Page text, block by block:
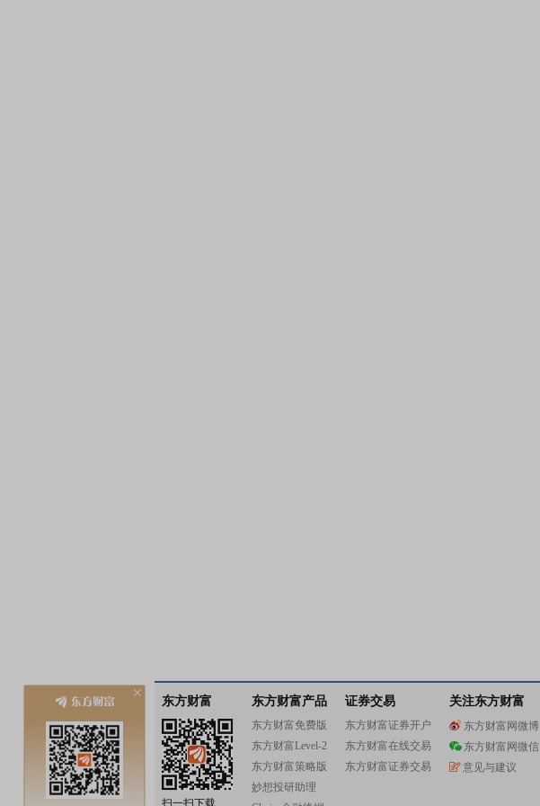
东方财富
扫一扫下载
东方财富产品
东方财富免费版
东方财富Level-2
东方财富策略版
妙想投研助理
证券交易
东方财富证券开户
东方财富在线交易
东方财富证券交易
关注东方财富
东方财富网微博
东方财富网微信
意见与建议